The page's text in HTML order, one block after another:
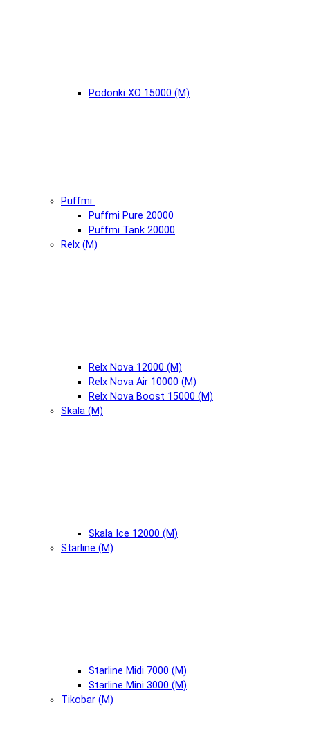
Podonki XO 15000 (М)
Puffmi
Puffmi Pure 20000
Puffmi Tank 20000
Relx (М)
Relx Nova 12000 (М)
Relx Nova Air 10000 (М)
Relx Nova Boost 15000 (М)
Skala (М)
Skala Ice 12000 (М)
Starline (М)
Starline Midi 7000 (М)
Starline Mini 3000 (М)
Tikobar (М)